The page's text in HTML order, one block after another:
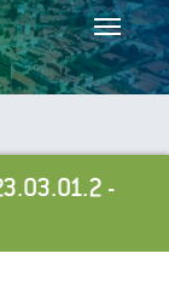
Toggle
-